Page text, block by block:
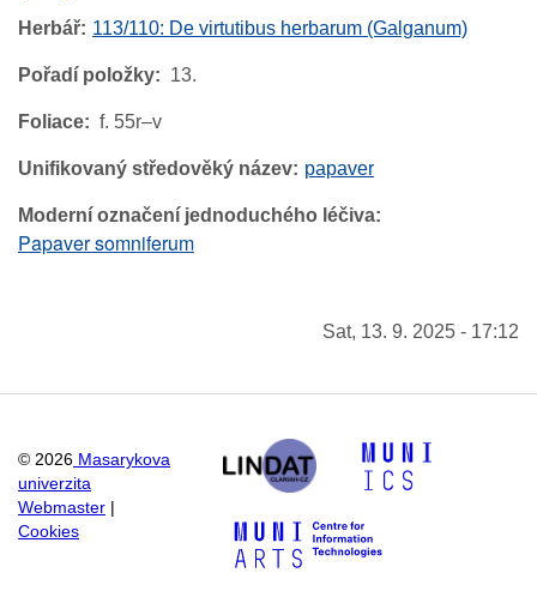
Herbář 113/110: De virtutibus herbarum (Galganum)
Pořadí položky 13.
Foliace f. 55r–v
Unifikovaný středověký název papaver
Moderní označení jednoduchého léčiva
Papaver somniferum
Sat, 13. 9. 2025 - 17:12
© 2026 Masarykova
univerzita
Webmaster
Cookies